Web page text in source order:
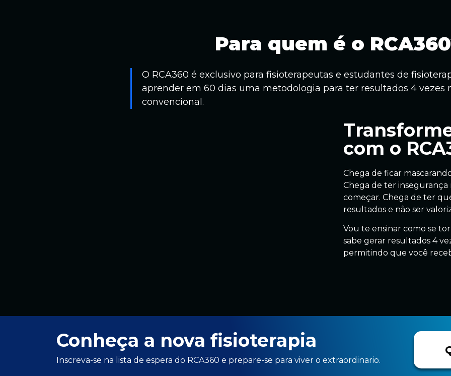
Para quem é o
O RCA360 é exclusivo para fisioterapeutas e estudantes de
aprender em 60 dias uma metodologia para ter resultados 4 vezes
convencional.
com o
Chega de ficar
Chega de ter insegurança
começar. Chega de ter
resultados e não ser
Vou te ensinar como se
sabe gerar resultados 4
permitindo que você
Conheça a nova fisioterapia
Inscreva-se na lista de espera do RCA360 e prepare-se para viver o extraordinario.